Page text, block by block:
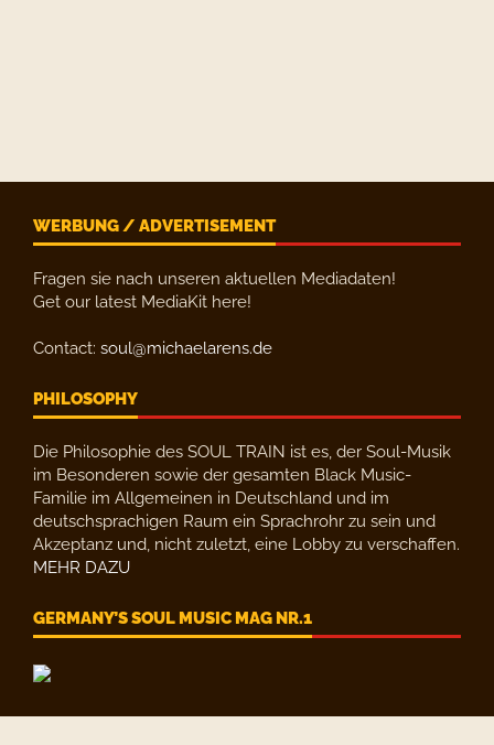
WERBUNG / ADVERTISEMENT
Fragen sie nach unseren aktuellen Mediadaten!
Get our latest MediaKit here!
Contact: soul@michaelarens.de
PHILOSOPHY
Die Philosophie des SOUL TRAIN ist es, der Soul-Musik
im Besonderen sowie der gesamten Black Music-
Familie im Allgemeinen in Deutschland und im
deutschsprachigen Raum ein Sprachrohr zu sein und
Akzeptanz und, nicht zuletzt, eine Lobby zu verschaffen.
MEHR DAZU
GERMANY’S SOUL MUSIC MAG NR.1